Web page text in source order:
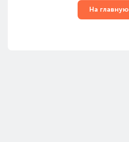
На главную